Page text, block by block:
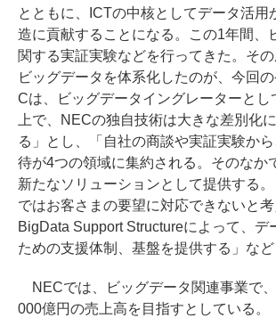
とともに、ICTの中核としてデータ活用
造に貢献することになる。この1年間、
関する実証実験などを行ってきた。その
ビッグデータを体系化したのが、今回
Cは、ビッグデータイングレーターとし
上で、NECの独自技術は大きな差別化
る」とし、「自社の商談や実証実験か
待が4つの領域に集約される。そのなか
新たなソリューションとして提供する
ではお客さまの要望に対応できないと
BigData Support Structureによって、デ
ための支援体制、基盤を提供する」など
NECでは、ビッグデータ関連事業で
000億円の売上高を目指すとしている。